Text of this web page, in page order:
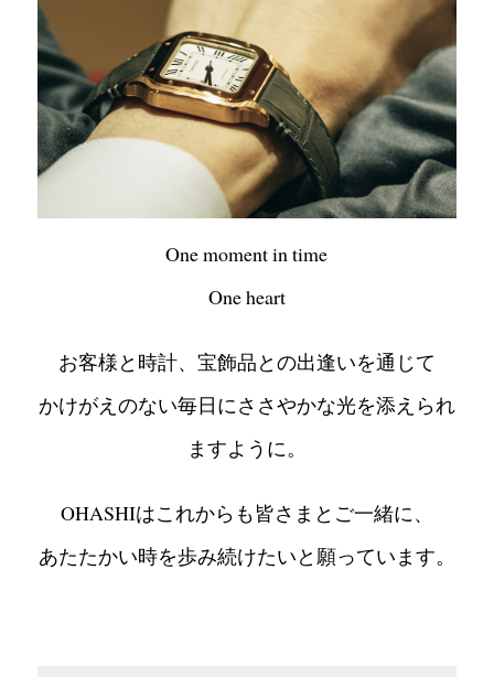
One moment in time
One heart
お客様と時計、宝飾品との出逢いを通じて
かけがえのない毎日にささやかな光を添えられ
ますように。
OHASHIはこれからも皆さまとご一緒に、
あたたかい時を歩み続けたいと願っています。